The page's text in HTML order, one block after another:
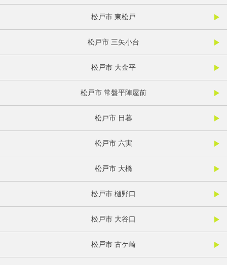
松戸市 東松戸
松戸市 三矢小台
松戸市 大金平
松戸市 常盤平陣屋前
松戸市 日暮
松戸市 六実
松戸市 大橋
松戸市 樋野口
松戸市 大谷口
松戸市 古ケ崎